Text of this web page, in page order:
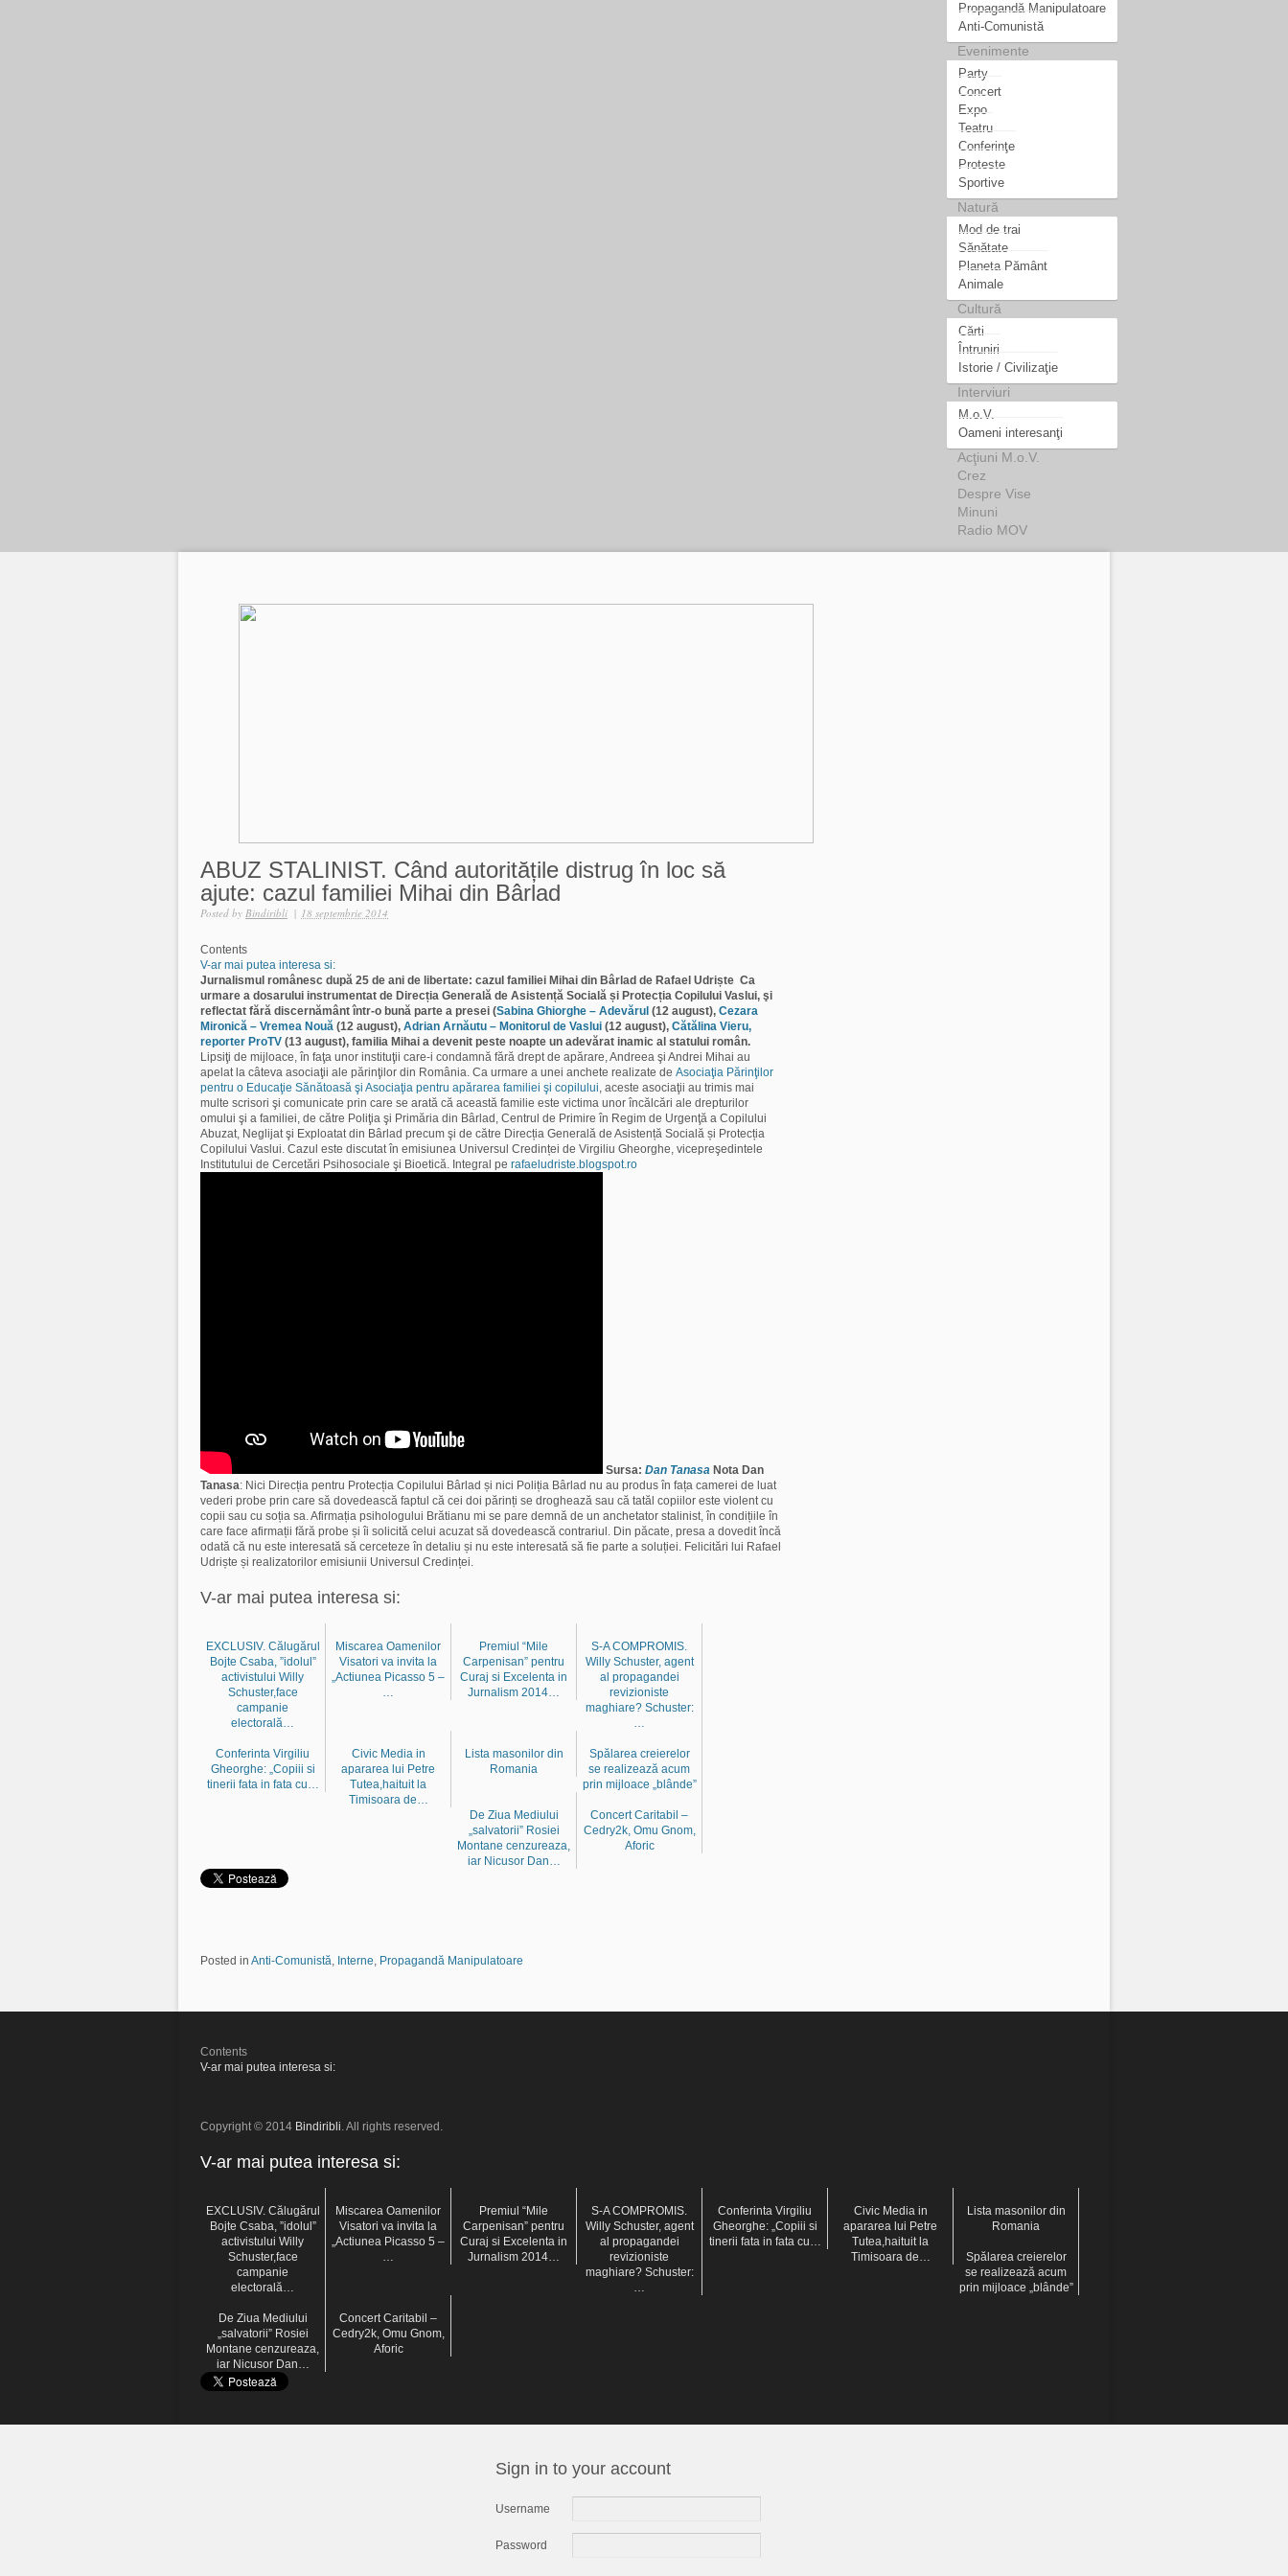
Propagandă Manipulatoare
Anti-Comunistă
Evenimente
Party
Concert
Expo
Teatru
Conferinţe
Proteste
Sportive
Natură
Mod de trai
Sănătate
Planeta Pământ
Animale
Cultură
Cărti
Întruniri
Istorie / Civilizaţie
Interviuri
M.o.V.
Oameni interesanţi
Acţiuni M.o.V.
Crez
Despre Vise
Minuni
Radio MOV
ABUZ STALINIST. Când autoritățile distrug în loc să
ajute: cazul familiei Mihai din Bârlad
Posted by Bindiribli | 18 septembrie 2014
Contents
V-ar mai putea interesa si:
Jurnalismul românesc după 25 de ani de libertate: cazul familiei Mihai din Bârlad de Rafael Udriște Ca
urmare a dosarului instrumentat de Direcția Generală de Asistență Socială și Protecția Copilului Vaslui, şi
reflectat fără discernământ într-o bună parte a presei (Sabina Ghiorghe – Adevărul (12 august), Cezara
Mironică – Vremea Nouă (12 august), Adrian Arnăutu – Monitorul de Vaslui (12 august), Cătălina Vieru,
reporter ProTV (13 august), familia Mihai a devenit peste noapte un adevărat inamic al statului român.
Lipsiţi de mijloace, în faţa unor instituţii care-i condamnă fără drept de apărare, Andreea şi Andrei Mihai au
apelat la câteva asociaţii ale părinţilor din România. Ca urmare a unei anchete realizate de Asociaţia Părinţilor
pentru o Educaţie Sănătoasă şi Asociaţia pentru apărarea familiei şi copilului, aceste asociaţii au trimis mai
multe scrisori şi comunicate prin care se arată că această familie este victima unor încălcări ale drepturilor
omului şi a familiei, de către Poliţia şi Primăria din Bârlad, Centrul de Primire în Regim de Urgenţă a Copilului
Abuzat, Neglijat şi Exploatat din Bârlad precum şi de către Direcția Generală de Asistență Socială și Protecția
Copilului Vaslui. Cazul este discutat în emisiunea Universul Credinței de Virgiliu Gheorghe, vicepreşedintele
Institutului de Cercetări Psihosociale şi Bioetică. Integral pe rafaeludriste.blogspot.ro
Sursa: Dan Tanasa Nota Dan
Tanasa: Nici Direcția pentru Protecția Copilului Bârlad și nici Poliția Bârlad nu au produs în fața camerei de luat
vederi probe prin care să dovedească faptul că cei doi părinți se droghează sau că tatăl copiilor este violent cu
copii sau cu soția sa. Afirmația psihologului Brătianu mi se pare demnă de un anchetator stalinist, în condițiile în
care face afirmații fără probe și îi solicită celui acuzat să dovedească contrariul. Din păcate, presa a dovedit încă
odată că nu este interesată să cerceteze în detaliu și nu este interesată să fie parte a soluției. Felicitări lui Rafael
Udriște și realizatorilor emisiunii Universul Credinței.
V-ar mai putea interesa si:
EXCLUSIV. Călugărul
Bojte Csaba, ”idolul”
activistului Willy
Schuster,face
campanie
electorală…
Miscarea Oamenilor
Visatori va invita la
„Actiunea Picasso 5 –
Premiul “Mile
Carpenisan” pentru
Curaj si Excelenta in
Jurnalism 2014…
S-A COMPROMIS.
Willy Schuster, agent
al propagandei
revizioniste
maghiare? Schuster:
Conferinta Virgiliu
Gheorghe: „Copiii si
tinerii fata in fata cu…
Civic Media in
apararea lui Petre
Tutea,haituit la
Timisoara de…
Lista masonilor din
Romania
Spălarea creierelor
se realizează acum
prin mijloace „blânde”
De Ziua Mediului
„salvatorii” Rosiei
Montane cenzureaza,
iar Nicusor Dan…
Concert Caritabil –
Cedry2k, Omu Gnom,
Aforic
Posted in Anti-Comunistă Interne Propagandă Manipulatoare
Contents
V-ar mai putea interesa si:
Copyright © 2014 Bindiribli . All rights reserved.
V-ar mai putea interesa si:
EXCLUSIV. Călugărul
Bojte Csaba, ”idolul”
activistului Willy
Schuster,face
campanie
electorală…
Miscarea Oamenilor
Visatori va invita la
„Actiunea Picasso 5 –
Premiul “Mile
Carpenisan” pentru
Curaj si Excelenta in
Jurnalism 2014…
S-A COMPROMIS.
Willy Schuster, agent
al propagandei
revizioniste
maghiare? Schuster:
Conferinta Virgiliu
Gheorghe: „Copiii si
tinerii fata in fata cu…
Civic Media in
apararea lui Petre
Tutea,haituit la
Timisoara de…
Lista masonilor din
Romania
Spălarea creierelor
se realizează acum
prin mijloace „blânde”
De Ziua Mediului
„salvatorii” Rosiei
Montane cenzureaza,
iar Nicusor Dan…
Concert Caritabil –
Cedry2k, Omu Gnom,
Aforic
Sign in to your account
Username
Password